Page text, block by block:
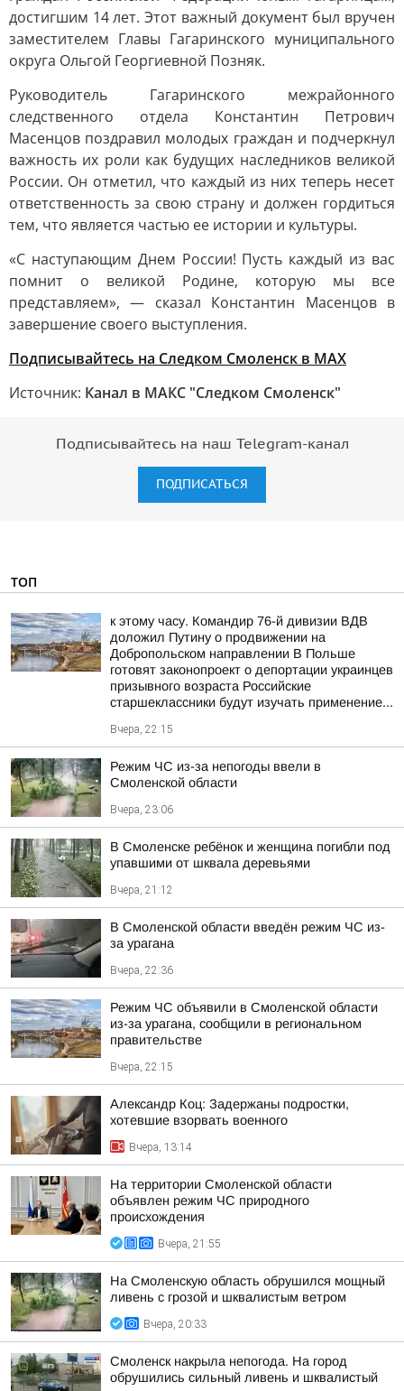
достигшим 14 лет. Этот важный документ был вручен
заместителем Главы Гагаринского муниципального
округа Ольгой Георгиевной Позняк.
Руководитель Гагаринского межрайонного
следственного отдела Константин Петрович
Масенцов поздравил молодых граждан и подчеркнул
важность их роли как будущих наследников великой
России. Он отметил, что каждый из них теперь несет
ответственность за свою страну и должен гордиться
тем, что является частью ее истории и культуры.
«С наступающим Днем России! Пусть каждый из вас
помнит о великой Родине, которую мы все
представляем», — сказал Константин Масенцов в
завершение своего выступления.
Подписывайтесь на Следком Смоленск в MAX
Источник: Канал в МАКС "Следком Смоленск"
Подписывайтесь на наш Telegram-канал
ПОДПИСАТЬСЯ
ТОП
к этому часу. Командир 76-й дивизии ВДВ
доложил Путину о продвижении на
Добропольском направлении В Польше
готовят законопроект о депортации украинцев
призывного возраста Российские
старшеклассники будут изучать применение...
Вчера, 22:15
Режим ЧС из-за непогоды ввели в
Смоленской области
Вчера, 23:06
В Смоленске ребёнок и женщина погибли под
упавшими от шквала деревьями
Вчера, 21:12
В Смоленской области введён режим ЧС из-
за урагана
Вчера, 22:36
Режим ЧС объявили в Смоленской области
из-за урагана, сообщили в региональном
правительстве
Вчера, 22:15
Александр Коц: Задержаны подростки,
хотевшие взорвать военного
Вчера, 13:14
На территории Смоленской области
объявлен режим ЧС природного
происхождения
Вчера, 21:55
На Смоленскую область обрушился мощный
ливень с грозой и шквалистым ветром
Вчера, 20:33
Смоленск накрыла непогода. На город
обрушились сильный ливень и шквалистый